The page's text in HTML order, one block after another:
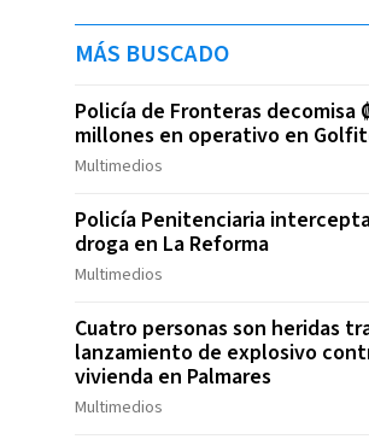
MÁS BUSCADO
Policía de Fronteras decomisa
millones en operativo en
Multimedios
Policía Penitenciaria
droga en La Reforma
Multimedios
Cuatro personas son heridas
lanzamiento de explosivo
vivienda en Palmares
Multimedios